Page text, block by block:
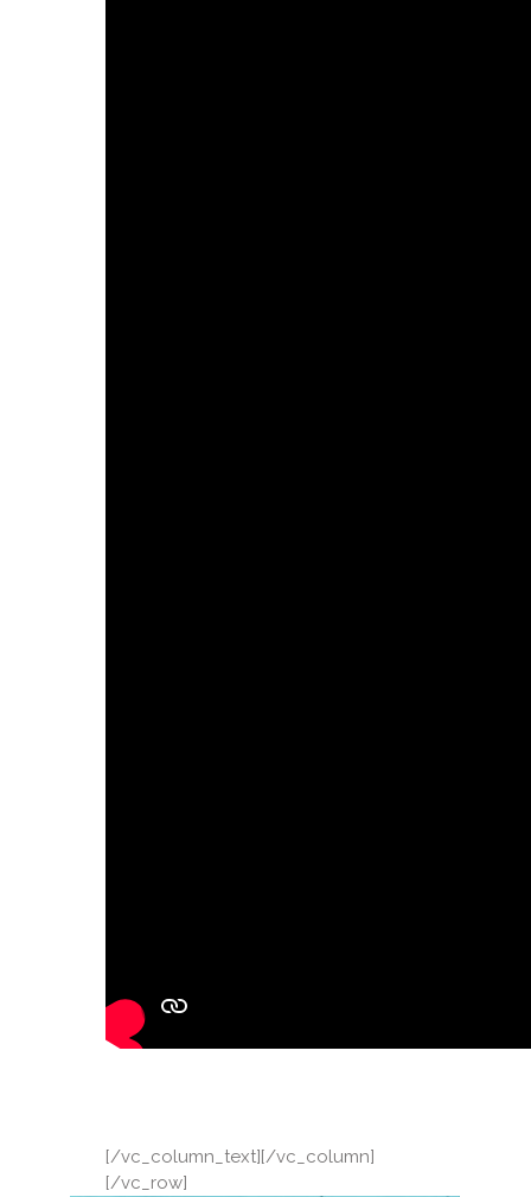
[/vc_column_text][/vc_column]
[/vc_row]